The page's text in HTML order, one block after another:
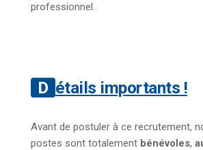
professionnel.
Détails importants !
Avant de postuler à ce recrutement,
postes sont totalement bénévoles,